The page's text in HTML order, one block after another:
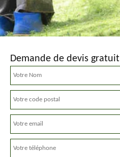
Demande de devis gratuit